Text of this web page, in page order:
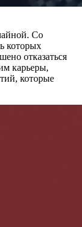
Со
которых
отказаться
карьеры,
которые